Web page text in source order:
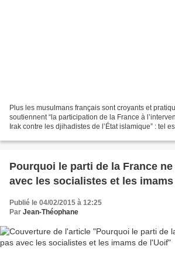
Plus les musulmans français sont croyants et
soutiennent “la participation de la France à
Irak contre les djihadistes de l’État islamique” : tel
Pourquoi le parti de la France
avec les socialistes et les
Publié le 04/02/2015 à 12:25
Par Jean-Théophane